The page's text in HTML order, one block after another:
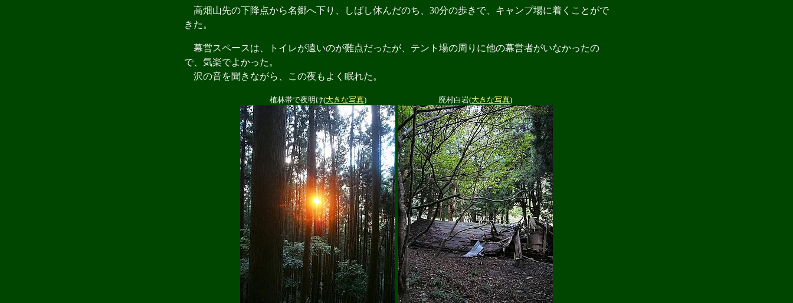
高畑山先の下降点から名郷へ下り、しばし休んだのち、30分の歩きで、キャンプ場に着くことがで
きた。
幕営スペースは、トイレが遠いのが難点だったが、テント場の周りに他の幕営者がいなかったの
で、気楽でよかった。
沢の音を聞きながら、この夜もよく眠れた。
植林帯で夜明け(大きな写真) 廃村白岩(大きな写真)